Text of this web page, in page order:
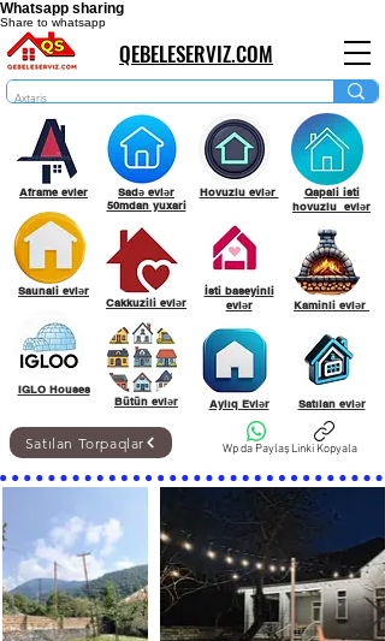
Whatsapp sharing
Share to whatsapp
QEBELESERVIZ.COM
Aframe evler
Saunali evlər
IGLO Houses
Sadə evlər
50mdan yuxari
Cakkuzili evlər
Bütün evlər
Hovuzlu evlər
İsti baseyinli
evlər
Aylıq Evlər
Qapali isti
hovuzlu evlər
Kaminli evlər
Satılan evlər
Wp da PaylaşLinki Kopyala
Satılan Torpaqlar